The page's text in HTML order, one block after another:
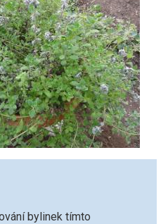
bylinek tímto